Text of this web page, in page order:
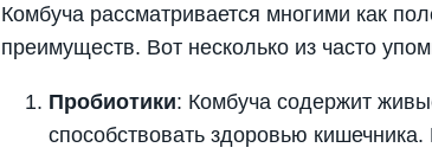
Комбуча рассматривается многими как
преимуществ. Вот несколько из часто
Пробиотики: Комбуча содержит
способствовать здоровью